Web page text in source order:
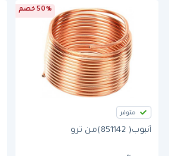
50% خصم
متوفر
أنبوب( 851142)من ترو